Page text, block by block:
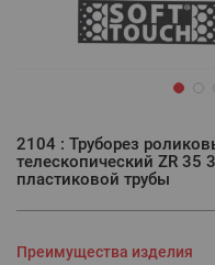
2104 : Труборез
телескопический ZR 35
пластиковой трубы
Преимущества изделия
началу
галереи
изображений